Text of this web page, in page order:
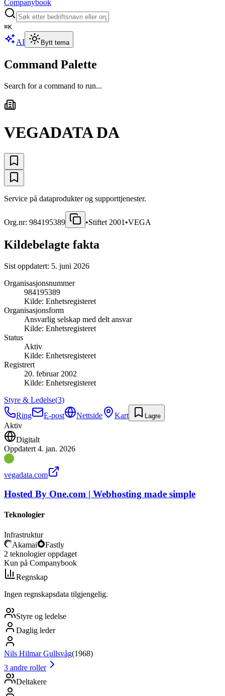
Companybook
⌘K
AI Bytt tema
Command Palette
Search for a command to run...
VEGADATA DA
Service på dataprodukter og supporttjenester.
Org.nr: 984195389 •Stiftet 2001 •VEGA
Kildebelagte fakta
Sist oppdatert: 5. juni 2026
Organisasjonsnummer
984195389
Kilde: Enhetsregisteret
Organisasjonsform
Ansvarlig selskap med delt ansvar
Kilde: Enhetsregisteret
Status
Aktiv
Kilde: Enhetsregisteret
Registrert
20. februar 2002
Kilde: Enhetsregisteret
Styre & Ledelse(3)
Ring
E-post Nettside Kart Lagre
Aktiv
Digitalt
Oppdatert 4. jan. 2026
vegadata.com
Hosted By One.com | Webhosting made simple
Teknologier
Infrastruktur
Akamai
Fastly
2 teknologier oppdaget
Kun på Companybook
Regnskap
Ingen regnskapsdata tilgjengelig.
Styre og ledelse
Daglig leder
Nils Hilmar Gullsvåg(1968)
3 andre roller
Deltakere